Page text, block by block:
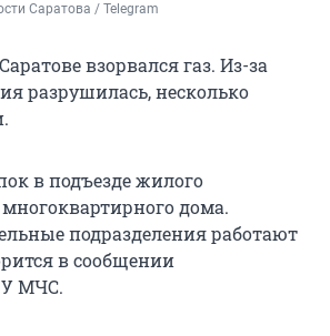
Саратова / Telegram
взорвался газ. Из-за
разрушилась, несколько
в подъезде жилого
дома.
подразделения работают
в сообщении
МЧС.